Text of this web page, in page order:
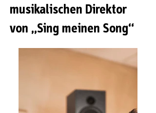
musikalischen Direktor
von „Sing meinen Song“